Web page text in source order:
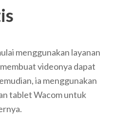
menggunakan layanan
videonya dapat
ia menggunakan
tablet Wacom untuk